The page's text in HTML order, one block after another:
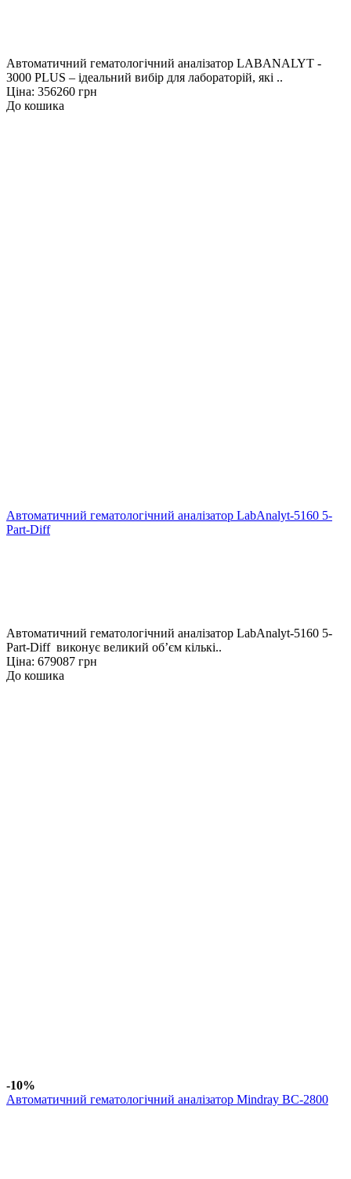
Автоматичний гематологічний аналізатор LABANALYT -
3000 PLUS – ідеальний вибір для лабораторій, які ..
Ціна: 356260 грн
До кошика
Автоматичний гематологічний аналізатор LabAnalyt-5160 5-
Part-Diff
Автоматичний гематологічний аналізатор LabAnalyt-5160 5-
Part-Diff виконує великий об’єм кількі..
Ціна: 679087 грн
До кошика
-10%
Автоматичний гематологічний аналізатор Mindray BC-2800